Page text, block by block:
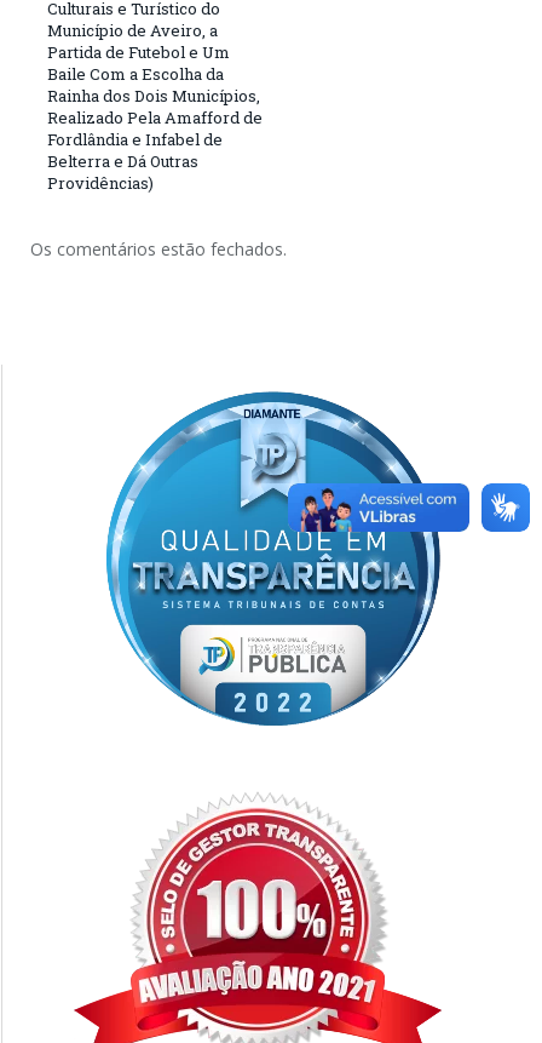
Culturais e Turístico do
Município de Aveiro, a
Partida de Futebol e Um
Baile Com a Escolha da
Rainha dos Dois Municípios,
Realizado Pela Amafford de
Fordlândia e Infabel de
Belterra e Dá Outras
Providências)
Os comentários estão fechados.